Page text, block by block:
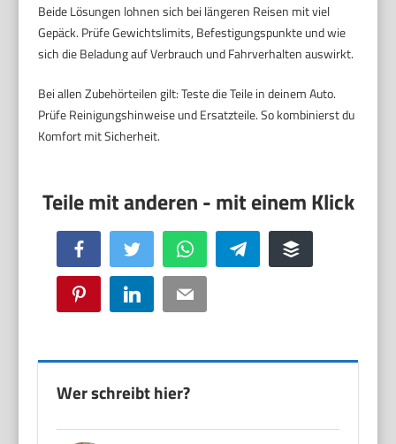
Beide Lösungen lohnen sich bei längeren Reisen mit viel
Gepäck. Prüfe Gewichtslimits, Befestigungspunkte und wie
sich die Beladung auf Verbrauch und Fahrverhalten auswirkt.
Bei allen Zubehörteilen gilt: Teste die Teile in deinem Auto.
Prüfe Reinigungshinweise und Ersatzteile. So kombinierst du
Komfort mit Sicherheit.
Facebook Twitter WhatsApp Telegram Buffer
Pinterest LinkedIn Email
Wer schreibt hier?